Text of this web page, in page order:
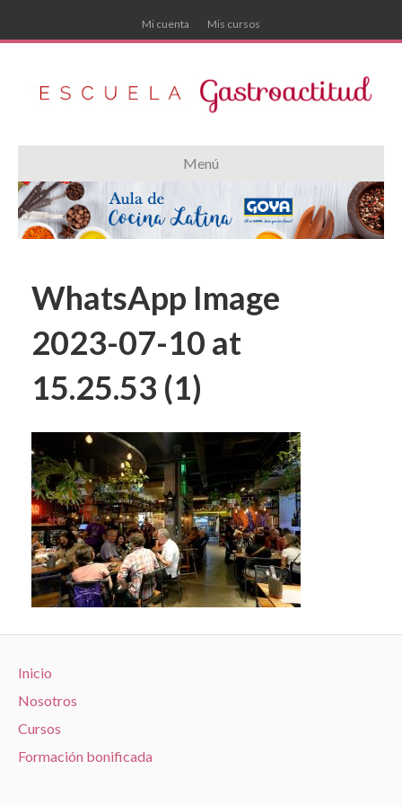
Mi cuenta Mis cursos
Menú
WhatsApp Image
2023-07-10 at
15.25.53 (1)
Inicio
Nosotros
Cursos
Formación bonificada